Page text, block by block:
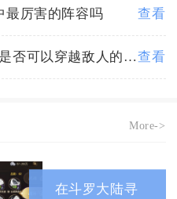
最厉害的阵容吗 查看
秦时明月手游章邯技能是否可以穿越敌人的防御查看
More->
在斗罗大陆寻